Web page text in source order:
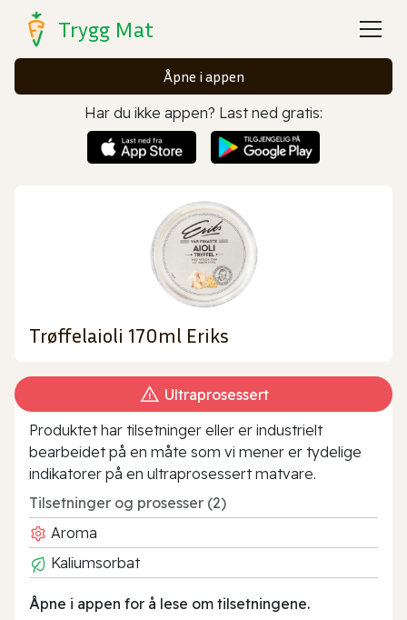
Trygg Mat
Åpne i appen
Har du ikke appen? Last ned gratis:
Trøffelaioli 170ml Eriks
Ultraprosessert
Produktet har tilsetninger eller er industrielt
bearbeidet på en måte som vi mener er tydelige
indikatorer på en ultraprosessert matvare.
Tilsetninger og prosesser (2)
Aroma
Kaliumsorbat
Åpne i appen for å lese om tilsetningene.